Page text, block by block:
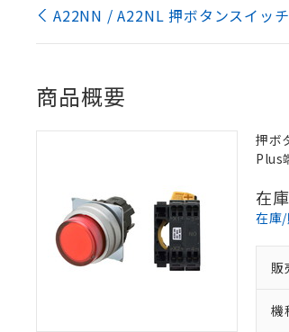
A22NN / A22NL 押ボタンスイッ
商品概要
押ボ
Plus
在
在庫/
販
機